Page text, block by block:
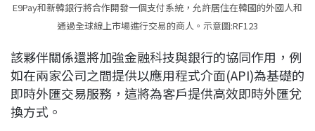
E9Pay和新韓銀行將合作開發一個支付系統，允許居住在韓國的外國人和
通過全球線上市場進行交易的商人。示意圖:RF123
該夥伴關係還將加強金融科技與銀行的協同作用，例
如在兩家公司之間提供以應用程式介面(API)為基礎的
即時外匯交易服務，這將為客戶提供高效即時外匯兌
換方式。